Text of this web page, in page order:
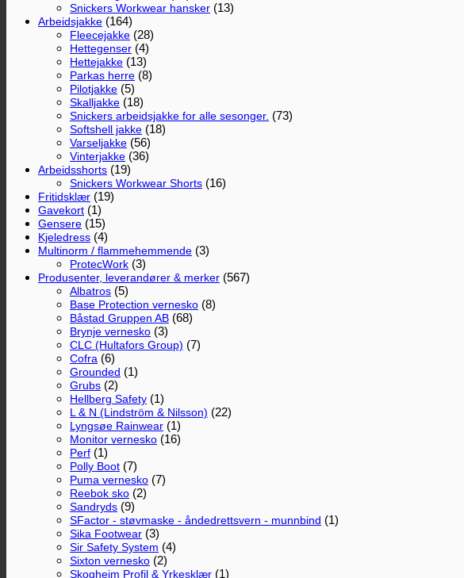
Snickers Workwear hansker (13)
Arbeidsjakke (164)
Fleecejakke (28)
Hettegenser (4)
Hettejakke (13)
Parkas herre (8)
Pilotjakke (5)
Skalljakke (18)
Snickers arbeidsjakke for alle sesonger. (73)
Softshell jakke (18)
Varseljakke (56)
Vinterjakke (36)
Arbeidsshorts (19)
Snickers Workwear Shorts (16)
Fritidsklær (19)
Gavekort (1)
Gensere (15)
Kjeledress (4)
Multinorm / flammehemmende (3)
ProtecWork (3)
Produsenter, leverandører & merker (567)
Albatros (5)
Base Protection vernesko (8)
Båstad Gruppen AB (68)
Brynje vernesko (3)
CLC (Hultafors Group) (7)
Cofra (6)
Grounded (1)
Grubs (2)
Hellberg Safety (1)
L & N (Lindström & Nilsson) (22)
Lyngsøe Rainwear (1)
Monitor vernesko (16)
Perf (1)
Polly Boot (7)
Puma vernesko (7)
Reebok sko (2)
Sandryds (9)
SFactor - støvmaske - åndedrettsvern - munnbind (1)
Sika Footwear (3)
Sir Safety System (4)
Sixton vernesko (2)
Skogheim Profil & Yrkesklær (1)